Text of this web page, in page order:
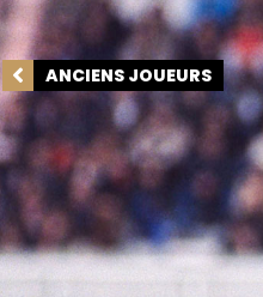
ANCIENS JOUEURS